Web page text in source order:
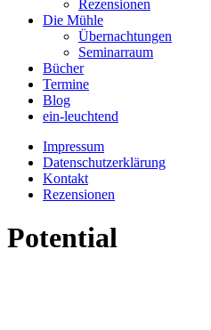
Rezensionen
Die Mühle
Übernachtungen
Seminarraum
Bücher
Termine
Blog
ein-leuchtend
Impressum
Datenschutzerklärung
Kontakt
Rezensionen
Potential